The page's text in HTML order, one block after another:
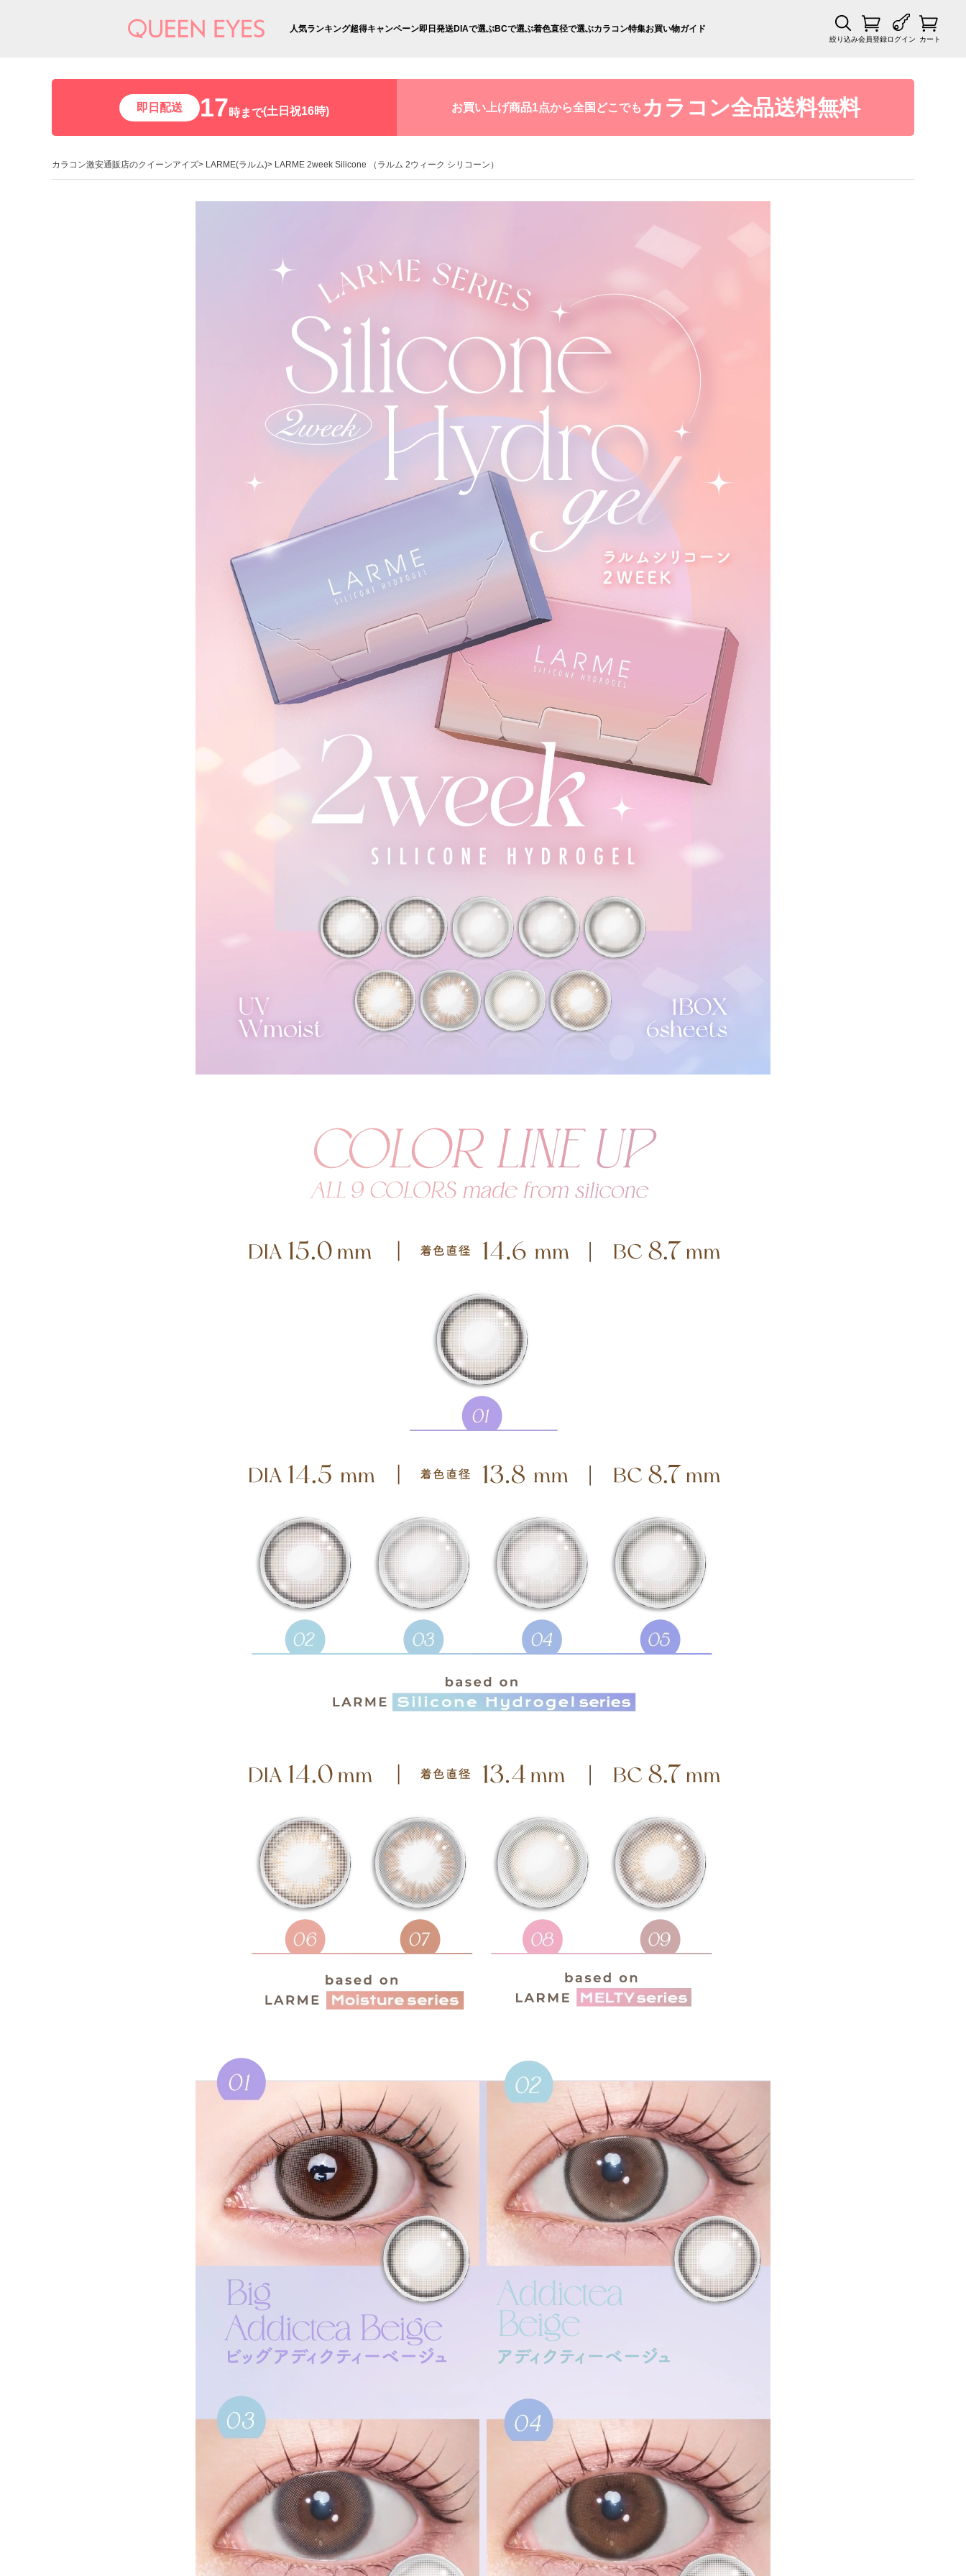
人気ランキング超得キャンペーン即日発送DIAで選ぶBCで選ぶ着色直径で選ぶカラコン特集お買い物ガイド
絞り込み会員登録ログイン カート
即日配送 17時まで(土日祝16時) お買い上げ商品1点から全国どこでも カラコン全品送料無料
カラコン激安通販店のクイーンアイズ LARME(ラルム) LARME 2week Silicone （ラルム 2ウィーク シリコーン）